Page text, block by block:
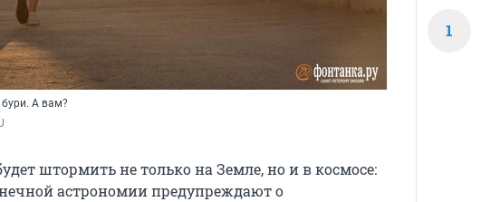
А вам?
штормить не только на Земле, но и в космосе:
астрономии предупреждают о
1